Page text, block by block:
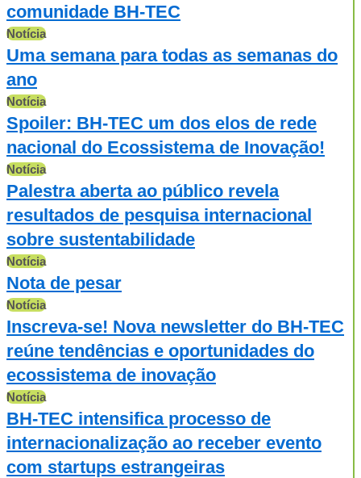
comunidade BH-TEC
Notícia
Uma semana para todas as semanas do
ano
Notícia
Spoiler: BH-TEC um dos elos de rede
nacional do Ecossistema de Inovação!
Notícia
Palestra aberta ao público revela
resultados de pesquisa internacional
sobre sustentabilidade
Notícia
Nota de pesar
Notícia
Inscreva-se! Nova newsletter do BH-TEC
reúne tendências e oportunidades do
ecossistema de inovação
Notícia
BH-TEC intensifica processo de
internacionalização ao receber evento
com startups estrangeiras